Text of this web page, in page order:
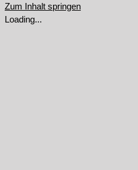
Zum Inhalt springen
Loading...